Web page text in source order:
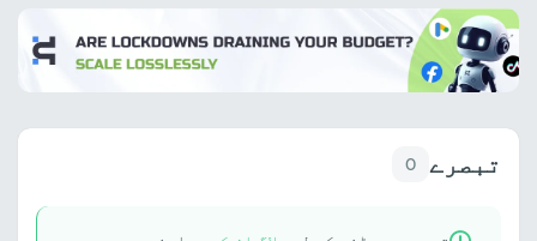
تبصرے 0